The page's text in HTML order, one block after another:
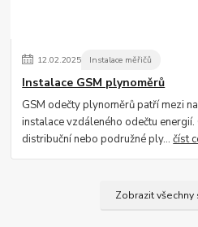
12.02.2025 Instalace měřičů
Instalace GSM plynoměrů
GSM odečty plynoměrů patří mezi
instalace vzdáleného odečtu
distribuční nebo podružné ply...číst
Zobrazit všechny